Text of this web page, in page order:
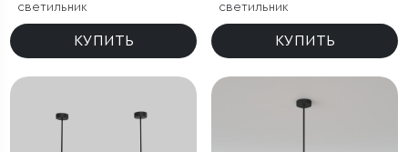
светильник
КУПИТЬ
светильник
КУПИТЬ